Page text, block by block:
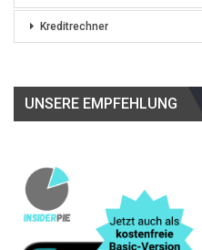
Kreditrechner
UNSERE EMPFEHLUNG